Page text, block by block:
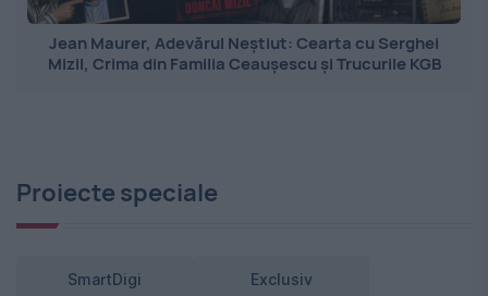
Jean Maurer, Adevărul Neștiut: Cearta cu Serghei
Mizil, Crima din Familia Ceaușescu și Trucurile KGB
Proiecte speciale
SmartDigi Exclusiv